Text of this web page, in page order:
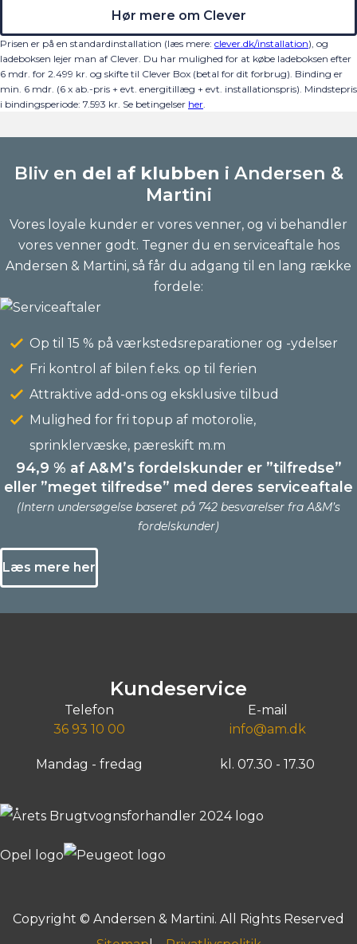
Hør mere om Clever
Prisen er på en standardinstallation (læs mere: clever.dk/installation), og
ladeboksen lejer man af Clever. Du har mulighed for at købe ladeboksen efter
6 mdr. for 2.499 kr. og skifte til Clever Box (betal for dit forbrug). Binding er
min. 6 mdr. (6 x ab.-pris + evt. energitillæg + evt. installationspris). Mindstepris
i bindingsperiode: 7.593 kr. Se betingelser her
Bliv en del af klubben i Andersen &
Martini
Vores loyale kunder er vores venner, og vi behandler
vores venner godt. Tegner du en serviceaftale hos
Andersen & Martini, så får du adgang til en lang række
fordele:
Op til 15 % på værkstedsreparationer og -ydelser
Fri kontrol af bilen f.eks. op til ferien
Attraktive add-ons og eksklusive tilbud
Mulighed for fri topup af motorolie,
sprinklervæske, pæreskift m.m
94,9 % af A&M’s fordelskunder er ”tilfredse”
eller ”meget tilfredse” med deres serviceaftale
(Intern undersøgelse baseret på 742 besvarelser fra A&M’s
fordelskunder)
Læs mere her
Kundeservice
Telefon
36 93 10 00
E-mail
info@am.dk
Mandag - fredag kl. 07.30 - 17.30
Copyright © Andersen & Martini. All Rights Reserved